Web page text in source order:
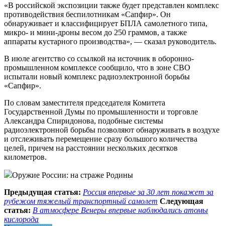
«В российской экспозиции также будет представлен комплекс
противодействия беспилотникам «Сапфир». Он
обнаруживает и классифицирует БПЛА самолетного типа,
микро- и мини-дроны весом до 250 граммов, а также
аппараты кустарного производства», — сказал руководитель.
В июле агентство со ссылкой на источник в оборонно-
промышленном комплексе сообщило, что в зоне СВО
испытали новый комплекс радиоэлектронной борьбы
«Сапфир».
По словам заместителя председателя Комитета
Государственной Думы по промышленности и торговле
Александра Спиридонова, подобные системы
радиоэлектронной борьбы позволяют обнаруживать в воздухе
и отслеживать перемещение сразу большого количества
целей, причем на расстоянии нескольких десятков
километров.
Оружие России: на страже Родины
Предыдущая статья: Россия впервые за 30 лет покажет за
рубежом тяжелый транспортный самолет Следующая
статья: В атмосфере Венеры впервые наблюдались атомы
кислорода